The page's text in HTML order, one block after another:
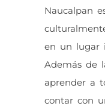
Naucalpan
en un lugar
Además de
aprender a
contar con